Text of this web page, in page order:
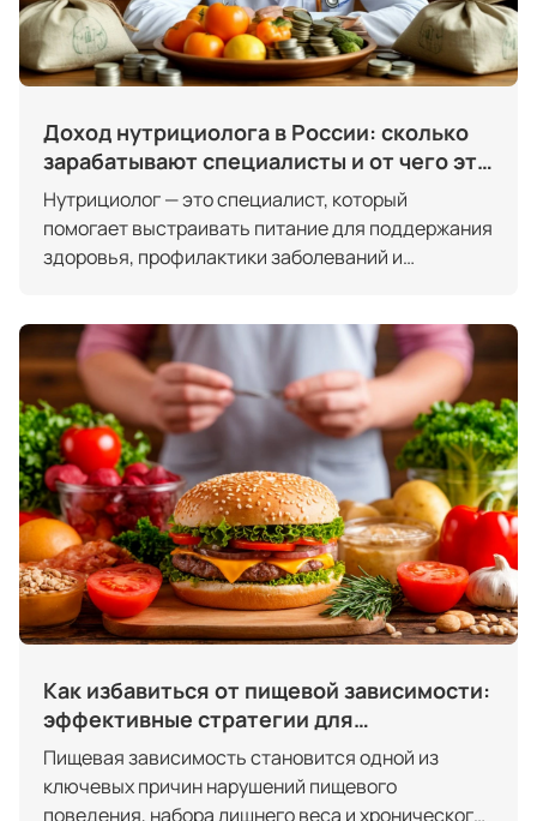
Доход нутрициолога в России: сколько
зарабатывают специалисты и от чего это
зависит
Нутрициолог — это специалист, который
помогает выстраивать питание для поддержания
здоровья, профилактики заболеваний и
рассматривает эту профессию как основную или
дополнительную карьеру.
Как избавиться от пищевой зависимости:
эффективные стратегии для
нутрициологов
Пищевая зависимость становится одной из
ключевых причин нарушений пищевого
поведения, набора лишнего веса и хронического